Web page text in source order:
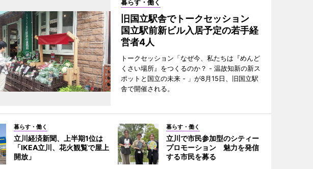
暮らす・働く
旧国立駅舎でトークセッション
国立駅前新ビル入居予定の若手経
営者4人
トークセッション「なぜ今、私たちは『めんど
くさい場所』をつくるのか？ - 温故知新の新ス
ポットと国立の未来 - 」が8月15日、旧国立駅
舎で開催される。
暮らす・働く
立川経済新聞、上半期1位は
「IKEA立川、花火観覧で屋上
開放」
暮らす・働く
立川で市民参加型のシティー
プロモーション 魅力を発信
する市民を募る